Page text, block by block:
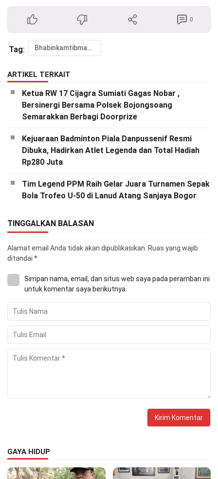
0
Tag: Bhabinkamtibmas Polsek Dayeuh Kolot Bripka Ujang Kodar laksanakan Pengamanan Turnamen Ping Pong Citeureup Cup"
ARTIKEL TERKAIT
Ketua RW 17 Cijagra Sumiati Gagas Nobar ,
Bersinergi Bersama Polsek Bojongsoang
Semarakkan Berbagi Doorprize
Kejuaraan Badminton Piala Danpussenif Resmi
Dibuka, Hadirkan Atlet Legenda dan Total Hadiah
Rp280 Juta
Tim Legend PPM Raih Gelar Juara Turnamen Sepak
Bola Trofeo U-50 di Lanud Atang Sanjaya Bogor
TINGGALKAN BALASAN
Alamat email Anda tidak akan dipublikasikan. Ruas yang wajib
ditandai *
Simpan nama, email, dan situs web saya pada peramban ini
untuk komentar saya berikutnya.
GAYA HIDUP